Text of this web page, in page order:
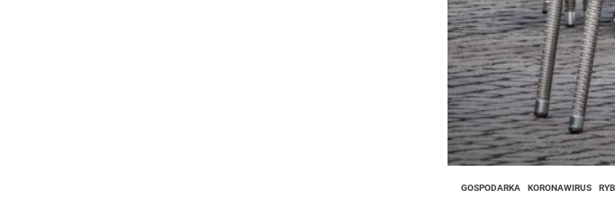
GOSPODARKA KORONAWIRUS